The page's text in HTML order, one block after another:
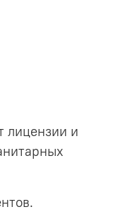
лицензии и